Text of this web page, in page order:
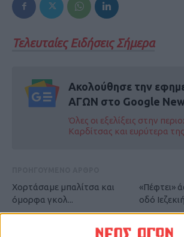
Τελευταίες Ειδήσεις Σήμερα
Ακολούθησε την
ΑΓΩΝ στο Google
Όλες οι εξελίξεις στην
Καρδίτσας και ευρύτερα
Χορτάσαμε μπαλίτσα και
όμορφα γκολ...
«Πέφτει»
οδό